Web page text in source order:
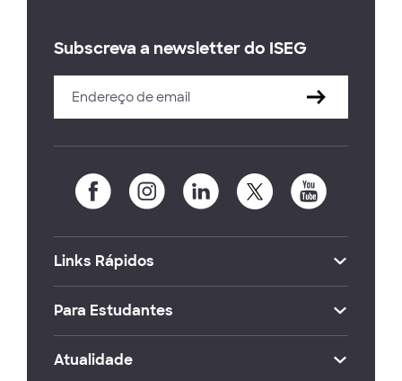
Subscreva a newsletter do ISEG
Links Rápidos
Para Estudantes
Atualidade